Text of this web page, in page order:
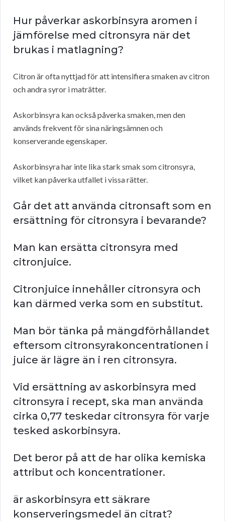
Hur påverkar askorbinsyra aromen i
jämförelse med citronsyra när det
brukas i matlagning?
Citron är ofta nyttjad för att intensifiera smaken av citron
och andra syror i maträtter.
Askorbinsyra kan också påverka smaken, men den
används frekvent för sina näringsämnen och
konserverande egenskaper.
Askorbinsyra har inte lika stark smak som citronsyra,
vilket kan påverka utfallet i vissa rätter.
Går det att använda citronsaft som en
ersättning för citronsyra i bevarande?
Man kan ersätta citronsyra med
citronjuice.
Citronjuice innehåller citronsyra och
kan därmed verka som en substitut.
Man bör tänka på mängdförhållandet
eftersom citronsyrakoncentrationen i
juice är lägre än i ren citronsyra.
Vid ersättning av askorbinsyra med
citronsyra i recept, ska man använda
cirka 0,77 teskedar citronsyra för varje
tesked askorbinsyra.
Det beror på att de har olika kemiska
attribut och koncentrationer.
är askorbinsyra ett säkrare
konserveringsmedel än citrat?